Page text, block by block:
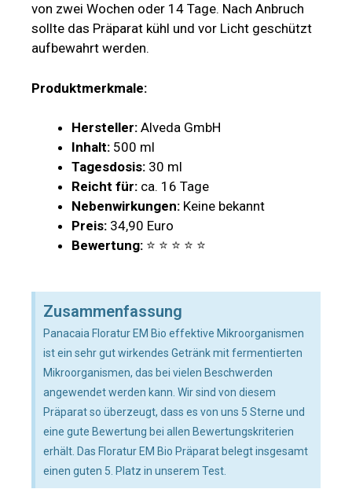
von zwei Wochen oder 14 Tage. Nach Anbruch
sollte das Präparat kühl und vor Licht geschützt
aufbewahrt werden.
Produktmerkmale:
Hersteller: Alveda GmbH
Inhalt: 500 ml
Tagesdosis: 30 ml
Reicht für: ca. 16 Tage
Nebenwirkungen: Keine bekannt
Preis: 34,90 Euro
Bewertung: ⭐ ⭐ ⭐ ⭐ ⭐
Zusammenfassung
Panacaia Floratur EM Bio effektive Mikroorganismen
ist ein sehr gut wirkendes Getränk mit fermentierten
Mikroorganismen, das bei vielen Beschwerden
angewendet werden kann. Wir sind von diesem
Präparat so überzeugt, dass es von uns 5 Sterne und
eine gute Bewertung bei allen Bewertungskriterien
erhält. Das Floratur EM Bio Präparat belegt insgesamt
einen guten 5. Platz in unserem Test.